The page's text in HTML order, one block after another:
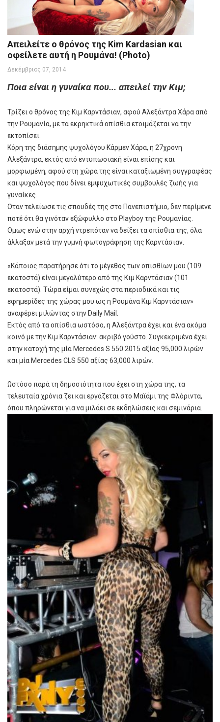
Απειλείτε ο θρόνος της Kim Kardasian και
οφείλετε αυτή η Ρουμάνα! (Photo)
Δεκέμβριος 07, 2014
Ποια είναι η γυναίκα που... απειλεί την Κιμ;
Τρίζει ο θρόνος της Κιμ Καρντάσιαν, αφού Αλεξάντρα Χάρα από
την Ρουμανία, με τα εκρηκτικά οπίσθια ετοιμάζεται να την
εκτοπίσει.
Κόρη της διάσημης ψυχολόγου Κάρμεν Χάρα, η 27χρονη
Αλεξάντρα, εκτός από εντυπωσιακή είναι επίσης και
μορφωμένη, αφού στη χώρα της είναι καταξιωμένη συγγραφέας
και ψυχολόγος που δίνει εμψυχωτικές συμβουλές ζωής για
γυναίκες.
Οταν τελείωσε τις σπουδές της στο Πανεπιστήμιο, δεν περίμενε
ποτέ ότι θα γινόταν εξώφυλλο στο Playboy της Ρουμανίας.
Ομως ενώ στην αρχή ντρεπόταν να δείξει τα οπίσθια της, όλα
άλλαξαν μετά την γυμνή φωτογράφηση της Καρντάσιαν.
«Κάποιος παρατήρησε ότι το μέγεθος των οπισθίων μου (109
εκατοστά) είναι μεγαλύτερο από της Κιμ Καρντάσιαν (101
εκατοστά). Τώρα είμαι συνεχώς στα περιοδικά και τις
εφημερίδες της χώρας μου ως η Ρουμάνα Κιμ Καρντάσιαν»
αναφέρει μιλώντας στην Daily Mail.
Εκτός από τα οπίσθια ωστόσο, η Αλεξάντρα έχει και ένα ακόμα
κοινό με την Κιμ Καρντάσιαν: ακριβό γούστο. Συγκεκριμένα έχει
στην κατοχή της μία Mercedes S 550 2015 αξίας 95,000 λιρών
και μία Mercedes CLS 550 αξίας 63,000 λιρών.
Ωστόσο παρά τη δημοσιότητα που έχει στη χώρα της, τα
τελευταία χρόνια ζει και εργάζεται στο Μαϊάμι της Φλόριντα,
όπου πληρώνεται για να μιλάει σε εκδηλώσεις και σεμινάρια.